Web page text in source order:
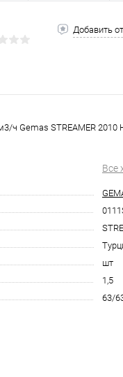
Добавить
ч Gemas STREAMER 2010
Все
шт
1,5
63/